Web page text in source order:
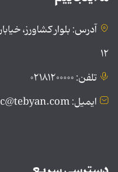
آدرس: بلوار کشاورز،
۱۲
تلفن: ۰۲۱۸۱۲۰۰۰۰۰
ایمیل: public@tebyan.com